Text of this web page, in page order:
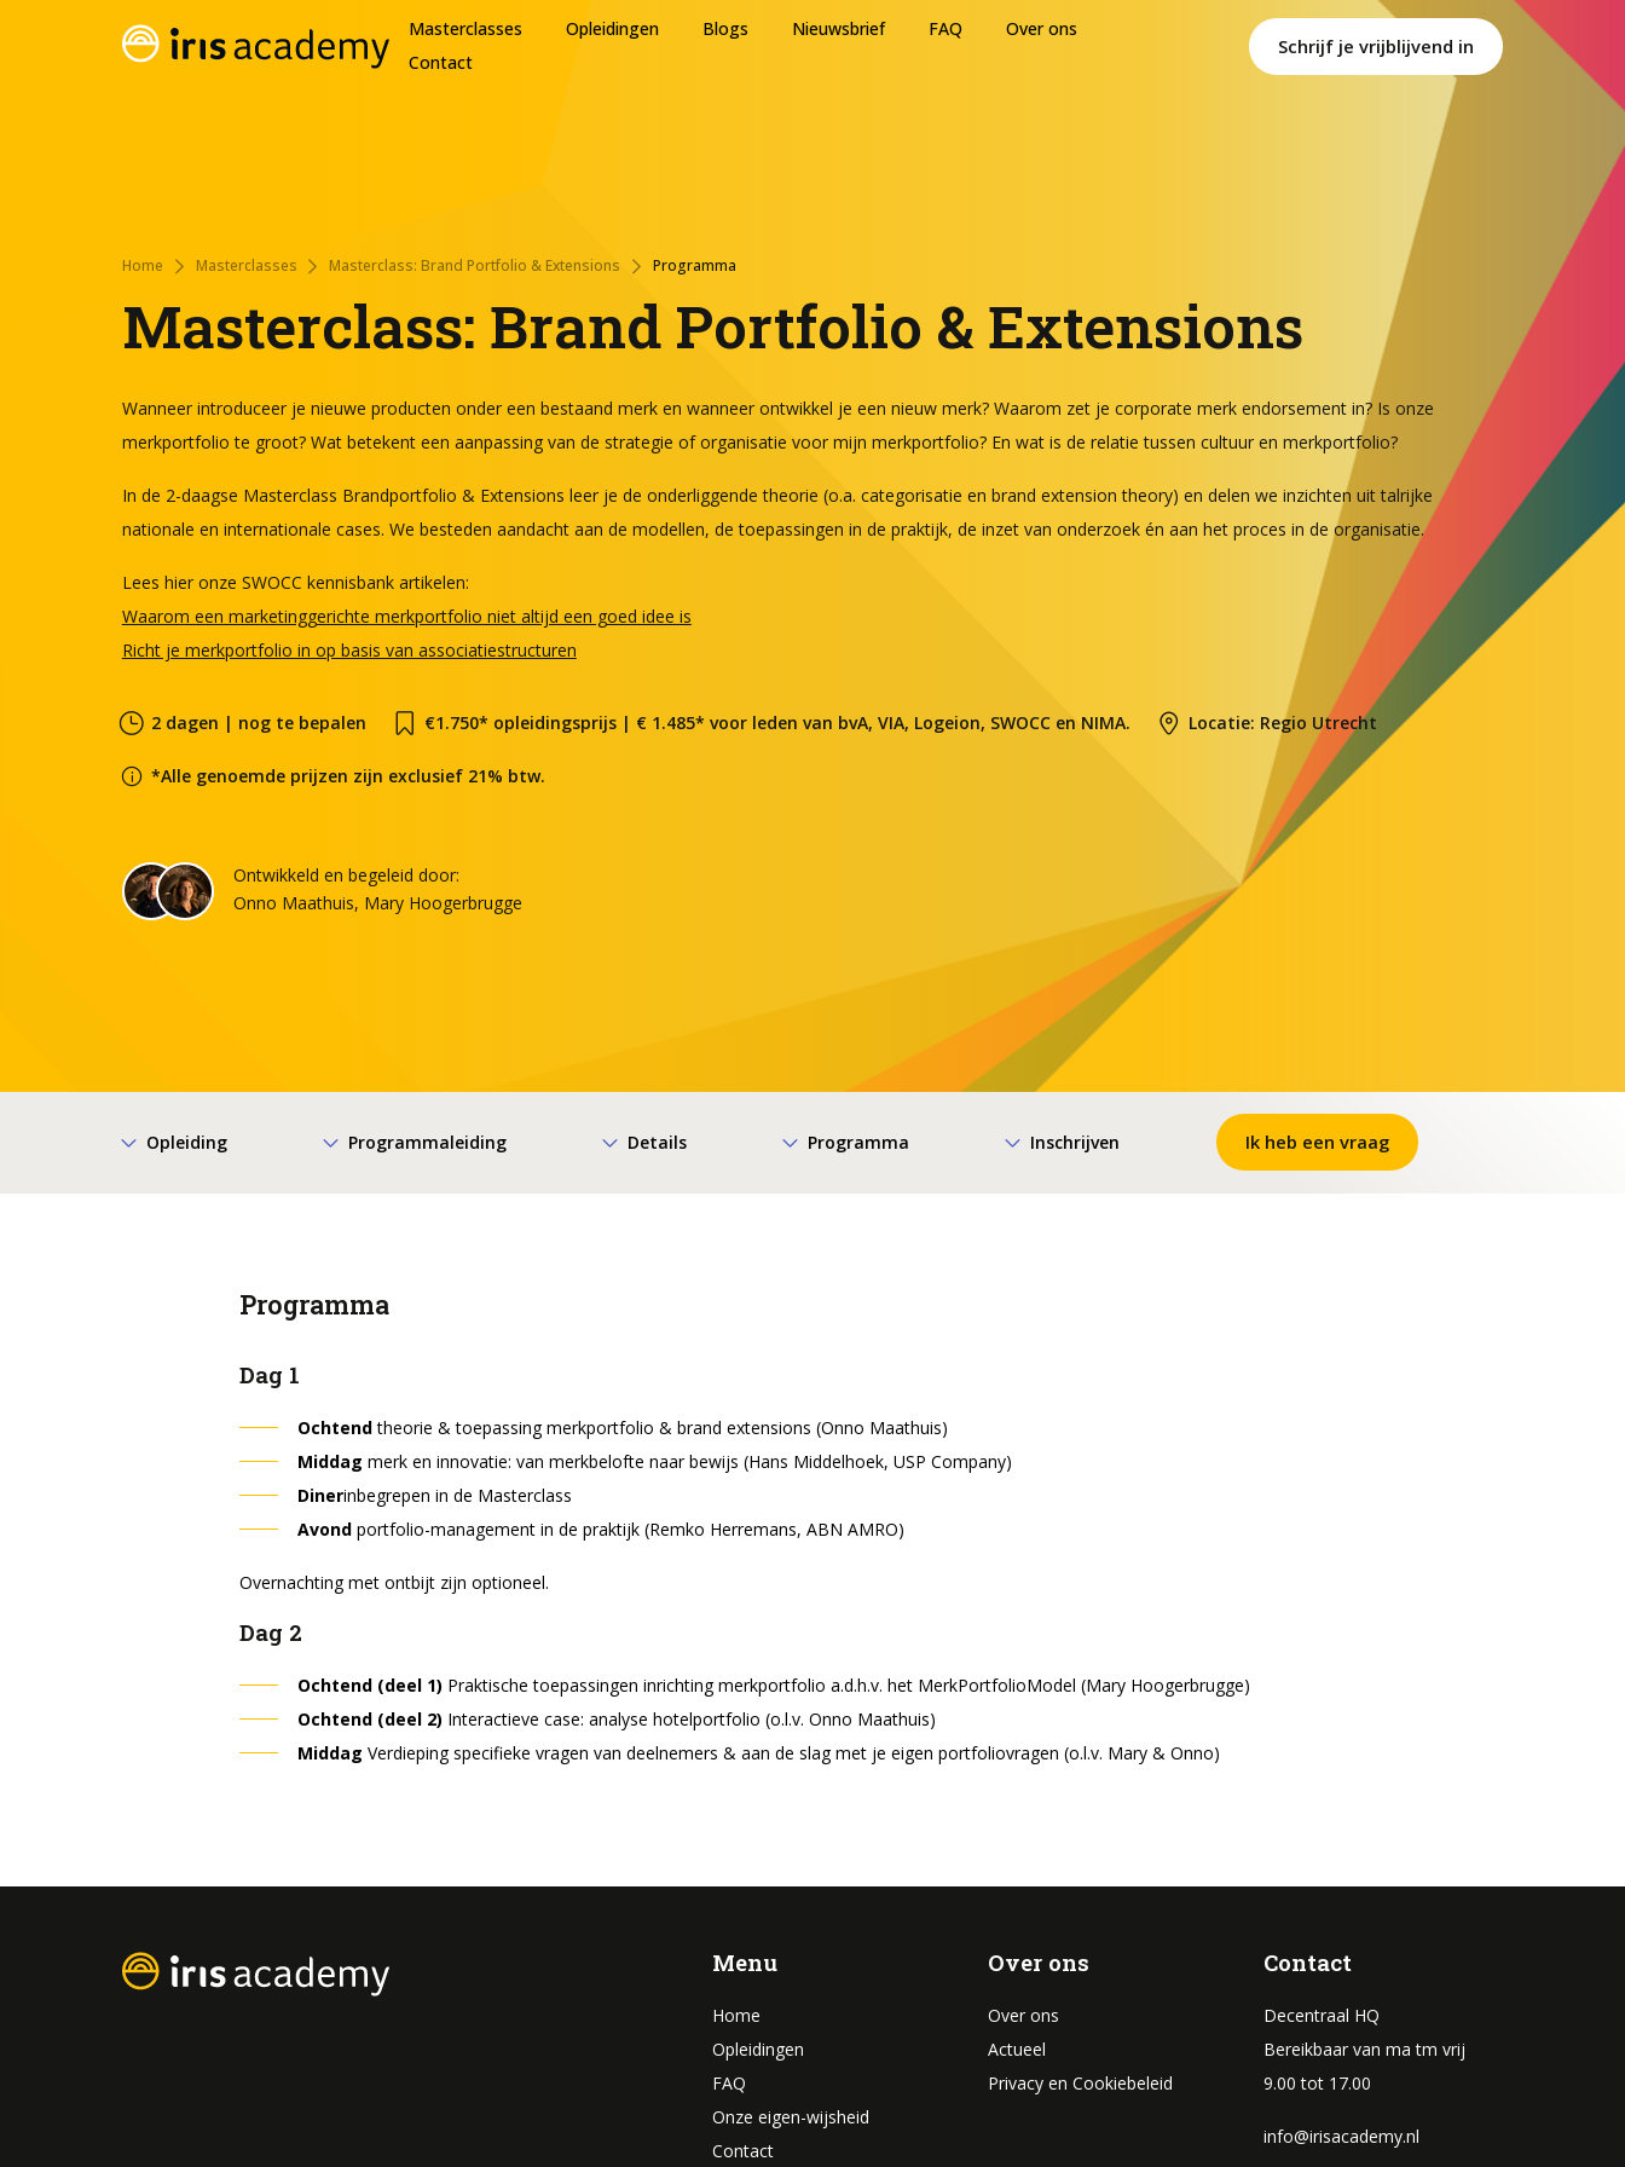
Masterclasses Opleidingen Blogs Nieuwsbrief FAQ
Over ons
Contact
Schrijf je vrijblijvend in
Home Masterclasses Masterclass: Brand Portfolio & Extensions Programma
Masterclass: Brand Portfolio & Extensions
Wanneer introduceer je nieuwe producten onder een bestaand merk en wanneer ontwikkel je een nieuw merk? Waarom zet je corporate merk endorsement in? Is onze
merkportfolio te groot? Wat betekent een aanpassing van de strategie of organisatie voor mijn merkportfolio? En wat is de relatie tussen cultuur en merkportfolio?
In de 2-daagse Masterclass Brandportfolio & Extensions leer je de onderliggende theorie (o.a. categorisatie en brand extension theory) en delen we inzichten uit talrijke
nationale en internationale cases. We besteden aandacht aan de modellen, de toepassingen in de praktijk, de inzet van onderzoek én aan het proces in de organisatie.
Lees hier onze SWOCC kennisbank artikelen:
Waarom een marketinggerichte merkportfolio niet altijd een goed idee is
Richt je merkportfolio in op basis van associatiestructuren
2 dagen | nog te bepalen €1.750* opleidingsprijs | € 1.485* voor leden van bvA, VIA, Logeion, SWOCC en NIMA. Locatie: Regio Utrecht
*Alle genoemde prijzen zijn exclusief 21% btw.
Ontwikkeld en begeleid door:
Onno Maathuis, Mary Hoogerbrugge
Opleiding Programmaleiding Details Programma Inschrijven Ik heb een vraag
Programma
Dag 1
Ochtendtheorie & toepassing merkportfolio & brand extensions (Onno Maathuis)
Middag merk en innovatie: van merkbelofte naar bewijs (Hans Middelhoek, USP Company)
Dinerinbegrepen in de Masterclass
Avondportfolio-management in de praktijk (Remko Herremans, ABN AMRO)
Overnachting met ontbijt zijn optioneel.
Dag 2
Ochtend (deel 1) Praktische toepassingen inrichting merkportfolio a.d.h.v. het MerkPortfolioModel (Mary Hoogerbrugge)
Ochtend (deel 2) Interactieve case: analyse hotelportfolio (o.l.v. Onno Maathuis)
MiddagVerdieping specifieke vragen van deelnemers & aan de slag met je eigen portfoliovragen (o.l.v. Mary & Onno)
Menu
Home
Opleidingen
FAQ
Onze eigen-wijsheid
Contact
Over ons
Over ons
Actueel
Privacy en Cookiebeleid
Contact
Decentraal HQ
Bereikbaar van ma tm vrij
9.00 tot 17.00
info@irisacademy.nl